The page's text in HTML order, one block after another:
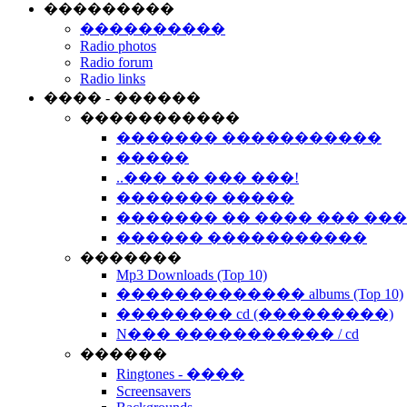
���������
����������
Radio photos
Radio forum
Radio links
���� - ������
�����������
������� �����������
�����
..��� �� ��� ���!
������� �����
������� �� ���� ���
������ �����������
�������
Mp3 Downloads (Top 10)
������������� albums (Top 10)
�������� cd (���������)
N��� ����������� / cd
������
Ringtones - ����
Screensavers